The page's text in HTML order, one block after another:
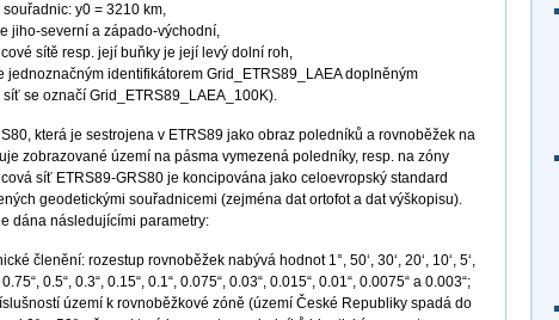
y0 = 3210 km,
jiho-severní a západo-východní,
sítě resp. její buňky je její levý dolní roh,
identifikátorem Grid_ETRS89_LAEA doplněným
se označí Grid_ETRS89_LAEA_100K).
která je sestrojena v ETRS89 jako obraz poledníků a rovnoběžek na
zobrazované území na pásma vymezená poledníky, resp. na zóny
síť ETRS89-GRS80 je koncipována jako celoevropský standard
geodetickými souřadnicemi (zejména dat ortofot a dat výškopisu).
dána následujícími parametry:
členění: rozestup rovnoběžek nabývá hodnot 1°, 50‘, 30‘, 20‘, 10‘, 5‘,
0.75“, 0.5“, 0.3“, 0.15“, 0.1“, 0.075“, 0.03“, 0.015“, 0.01“, 0.0075“ a 0.003“;
území k rovnoběžkové zóně (území České Republiky spadá do